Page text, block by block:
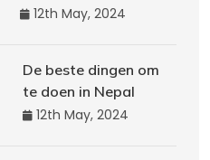
12th May, 2024
De beste dingen om
te doen in Nepal
12th May, 2024